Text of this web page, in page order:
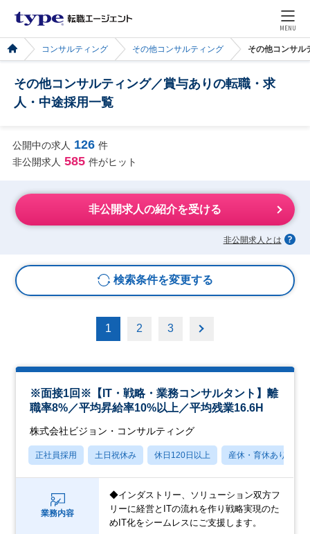
MENU
コンサルティング その他コンサルティング その他コンサル
その他コンサルティング／賞与ありの転職・求
人・中途採用一覧
公開中の求人 126 件
非公開求人 585 件がヒット
非公開求人の紹介を受ける
非公開求人とは
検索条件を変更する
1 2 3
※面接1回※【IT・戦略・業務コンサルタント】離
職率8%／平均昇給率10%以上／平均残業16.6H
株式会社ビジョン・コンサルティング
正社員採用 土日祝休み 休日120日以上 産休・育休あり
業務内容
◆インダストリー、ソリューション双方フ
リーに経営とITの流れを作り戦略実現のた
めIT化をシームレスにご支援します。